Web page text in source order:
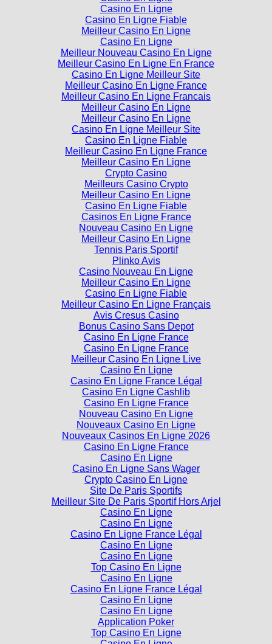
Casino En Ligne
Casino En Ligne
Casino En Ligne Fiable
Meilleur Casino En Ligne
Casino En Ligne
Meilleur Nouveau Casino En Ligne
Meilleur Casino En Ligne En France
Casino En Ligne Meilleur Site
Meilleur Casino En Ligne France
Meilleur Casino En Ligne Francais
Meilleur Casino En Ligne
Meilleur Casino En Ligne
Casino En Ligne Meilleur Site
Casino En Ligne Fiable
Meilleur Casino En Ligne France
Meilleur Casino En Ligne
Crypto Casino
Meilleurs Casino Crypto
Meilleur Casino En Ligne
Casino En Ligne Fiable
Casinos En Ligne France
Nouveau Casino En Ligne
Meilleur Casino En Ligne
Tennis Paris Sportif
Plinko Avis
Casino Nouveau En Ligne
Meilleur Casino En Ligne
Casino En Ligne Fiable
Meilleur Casino En Ligne Français
Avis Cresus Casino
Bonus Casino Sans Depot
Casino En Ligne France
Casino En Ligne France
Meilleur Casino En Ligne Live
Casino En Ligne
Casino En Ligne France Légal
Casino En Ligne Cashlib
Casino En Ligne France
Nouveau Casino En Ligne
Nouveaux Casino En Ligne
Nouveaux Casinos En Ligne 2026
Casino En Ligne France
Casino En Ligne
Casino En Ligne Sans Wager
Crypto Casino En Ligne
Site De Paris Sportifs
Meilleur Site De Paris Sportif Hors Arjel
Casino En Ligne
Casino En Ligne
Casino En Ligne France Légal
Casino En Ligne
Casino En Ligne
Top Casino En Ligne
Casino En Ligne
Casino En Ligne France Légal
Casino En Ligne
Casino En Ligne
Application Poker
Top Casino En Ligne